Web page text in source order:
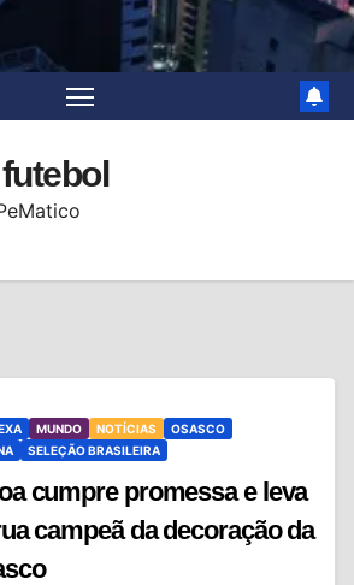
futebol
MUNDO NOTÍCIAS
OSASCO
SELEÇÃO BRASILEIRA
cumpre promessa e leva
campeã da decoração da